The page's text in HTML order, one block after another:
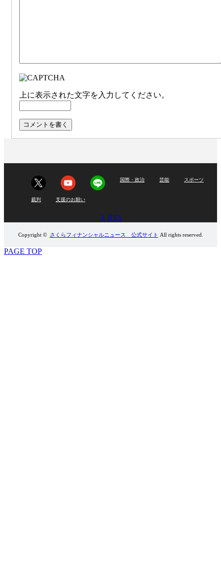
上に表示された文字を入力してください。
国際・政治 芸能 スポーツ
裁判 支援のお願い
X RSS
Copyright © さくらフィナンシャルニュース 公式サイト All rights reserved.
PAGE TOP